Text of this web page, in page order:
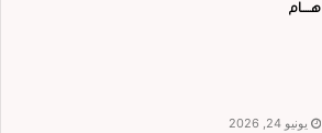
هــــام
يونيو 24, 2026